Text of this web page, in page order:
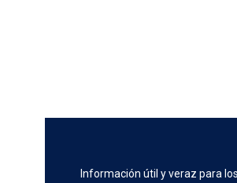
Información útil y veraz para